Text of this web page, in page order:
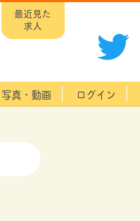
最近見た
求人
写真・動画 ログイン